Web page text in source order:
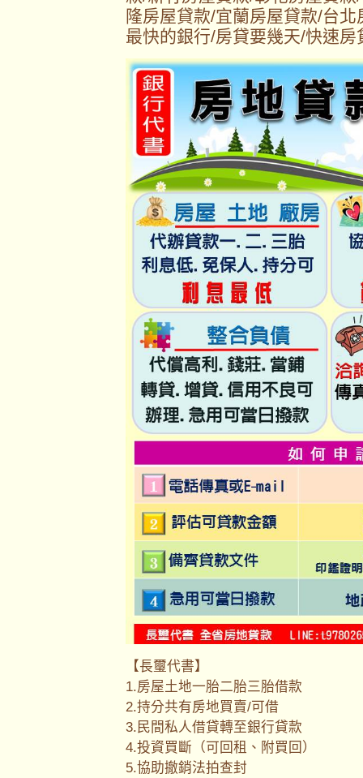
隆房屋貸款/宜蘭房屋貸款/台
最快的銀行/房貸要幾天/快速房
【長璽代書】
1.房屋土地一胎二胎三胎借款
2.持分共有房地買賣/可借
3.民間私人借貸轉至銀行貸款
4.投資買斷（可回租、附買回）
5.協助撤銷法拍查封